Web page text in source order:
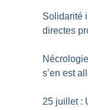
Solidarité
directes
s’en est
25 juillet :